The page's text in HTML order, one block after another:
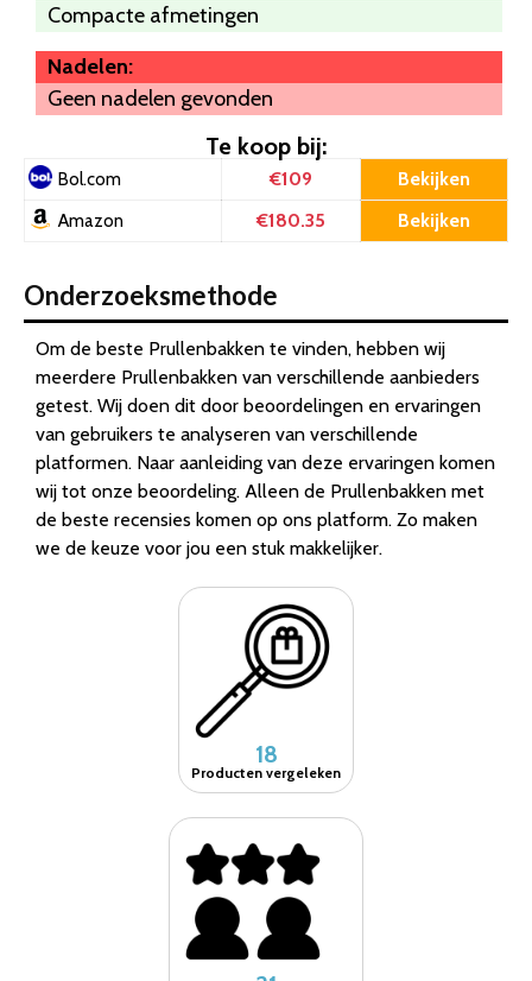
Compacte afmetingen
Nadelen:
Geen nadelen gevonden
Te koop bij:
Bol.com €109 Bekijken
Amazon €180.35 Bekijken
Onderzoeksmethode
Om de beste Prullenbakken te vinden, hebben wij
meerdere Prullenbakken van verschillende aanbieders
getest. Wij doen dit door beoordelingen en ervaringen
van gebruikers te analyseren van verschillende
platformen. Naar aanleiding van deze ervaringen komen
wij tot onze beoordeling. Alleen de Prullenbakken met
de beste recensies komen op ons platform. Zo maken
we de keuze voor jou een stuk makkelijker.
18
Producten vergeleken